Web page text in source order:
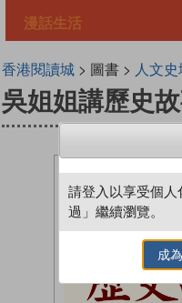
漫話生活
香港閱讀城> 圖書 > 人文
吳姐姐講歷史
請登入以享受個人
過」繼續瀏覽。
成